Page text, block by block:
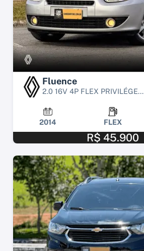
Fluence
2.0 16V 4P FLEX PRIVILÉGE...
2014 FLEX
R$ 45.900